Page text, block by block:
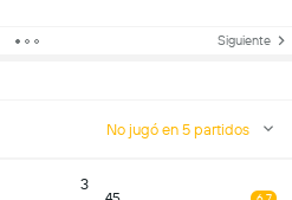
Siguiente
No jugó en 5 partidos
3